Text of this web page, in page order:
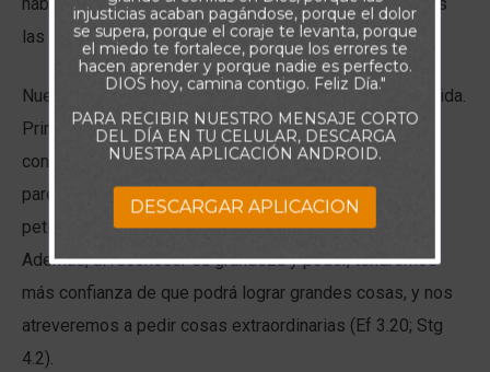
las cosas?
Nuestro concepto del Señor toca tres aspectos de la vida.
Primero, afecta nuestras oraciones. Cuando le
conozcamos mejor, nuestros deseos comenzarán a
parecerse a sus propósitos para nosotros y nuestras
peticiones serán más conforme a sus propósitos.
Además, al reconocer su grandeza y poder, tendremos
más confianza de que podrá lograr grandes cosas, y nos
atreveremos a pedir cosas extraordinarias (Ef 3.20; Stg
4.2).
injusticias acaban pagándose, porque el dolor
se supera, porque el coraje te levanta, porque
el miedo te fortalece, porque los errores te
hacen aprender y porque nadie es perfecto.
DIOS hoy, camina contigo. Feliz Día."
PARA RECIBIR NUESTRO MENSAJE CORTO
DEL DÍA EN TU CELULAR, DESCARGA
NUESTRA APLICACIÓN ANDROID.
DESCARGAR APLICACION